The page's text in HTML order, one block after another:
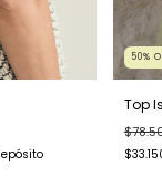
50%
Top